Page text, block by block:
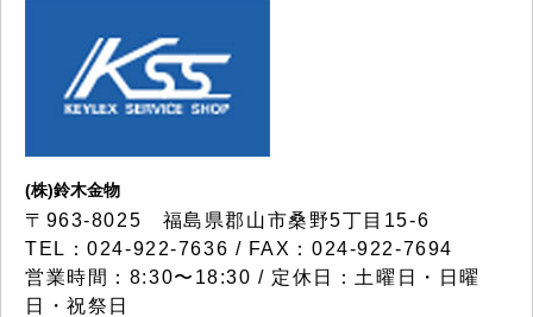
(株)鈴木金物
〒963-8025 福島県郡山市桑野5丁目15-6
TEL：024-922-7636 / FAX：024-922-7694
営業時間：8:30〜18:30 / 定休日：土曜日・日曜
日・祝祭日